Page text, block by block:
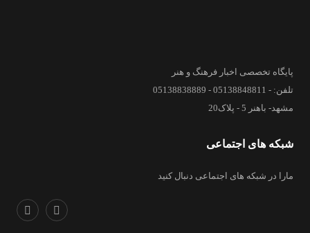
پایگاه تخصصی اخبار فرهنگ و هنر
تلفن: - 05138848811 - 05138838889
مشهد- باهنر 5 - پلاک20
شبکه های اجتماعی
مارا در شبکه های اجتماعی دنبال کنید